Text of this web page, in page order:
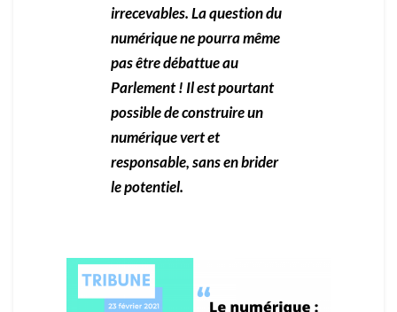
irrecevables. La question du
numérique ne pourra même
pas être débattue au
Parlement ! Il est pourtant
possible de construire un
numérique vert et
responsable, sans en brider
le potentiel.